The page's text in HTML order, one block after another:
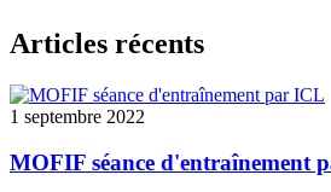
Articles récents
1 septembre 2022
MOFIF séance d'entraînement